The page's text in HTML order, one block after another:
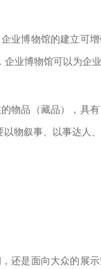
业博物馆的建立可
业博物馆可以为企
物品（藏品），具
物叙事、以事达人
还是面向大众的展